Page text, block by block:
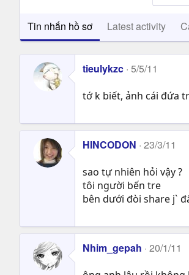
Tin nhắn hồ sơ Latest activity
tieulykzc 5/5/11
tớ k biết, ảnh cái đứa
HINCODON 23/3/11
sao tự nhiên hỏi vậy ?
tôi người bến tre
bên dưới đòi share j`
Nhim_gepah 20/1/11